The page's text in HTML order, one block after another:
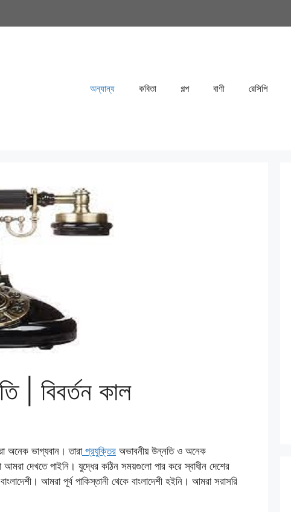
অন্যান্য কবিতা গল্প বাণী রেসিপি
| বিবর্তন কাল
অনেক ভাগ্যবান। তারাপ্রযুক্তির অভাবনীয় উন্নতি ও অনেক
আমরা দেখতে পাইনি। যুদ্ধের কঠিন সময়গুলো পার করে স্বাধীন দেশের
আমরা পূর্ব পাকিস্তানী থেকে বাংলাদেশী হইনি। আমরা সরাসরি